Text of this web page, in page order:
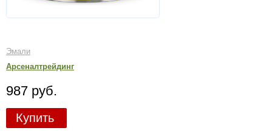
Эмали
Арсеналтрейдинг
987 руб.
Купить